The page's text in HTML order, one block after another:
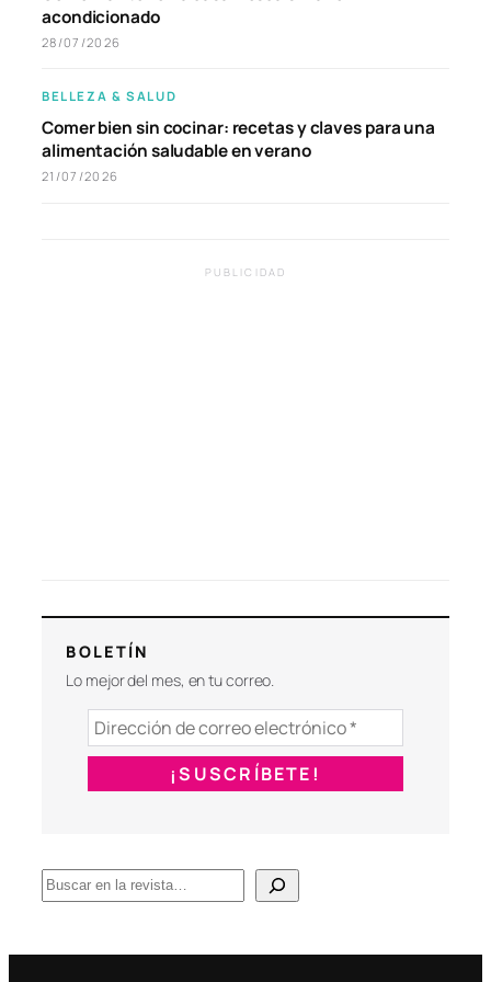
acondicionado
28/07/2026
BELLEZA & SALUD
Comer bien sin cocinar: recetas y claves para una
alimentación saludable en verano
21/07/2026
PUBLICIDAD
BOLETÍN
Lo mejor del mes, en tu correo.
B
u
c